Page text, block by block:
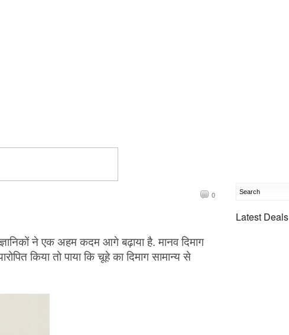
0
ने एक अहम कदम आगे बढ़ाया है. मानव दिमाग
किया तो पाया कि चूहे का दिमाग सामान्य से
Latest Deals